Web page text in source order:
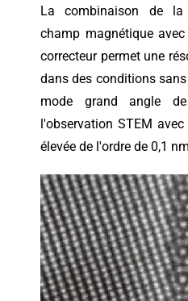
La combinaison de
champ magnétique
correcteur permet une
dans des conditions
mode grand angle de
l'observation STEM
élevée de l'ordre de 0,1